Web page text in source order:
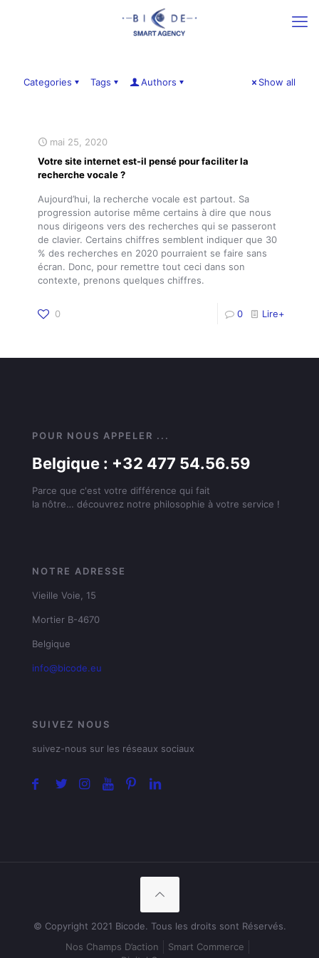
Categories Tags Authors Show all
mai 25, 2020
Votre site internet est-il pensé pour faciliter la
recherche vocale ?
Aujourd’hui, la recherche vocale est partout. Sa
progression autorise même certains à dire que nous
nous dirigeons vers des recherches qui se passeront
de clavier. Certains chiffres semblent indiquer que 30
% des recherches en 2020 pourraient se faire sans
écran. Donc, pour remettre tout ceci dans son
contexte, prenons quelques chiffres.
0 0 Lire+
POUR NOUS APPELER ...
Belgique : +32 477 54.56.59
Parce que c'est votre différence qui fait
la nôtre… découvrez notre philosophie à votre service !
NOTRE ADRESSE
Vieille Voie, 15
Mortier B-4670
Belgique
info@bicode.eu
SUIVEZ NOUS
suivez-nous sur les réseaux sociaux
© Copyright 2021 Bicode. Tous les droits sont Réservés.
Nos Champs D’action
Smart Commerce